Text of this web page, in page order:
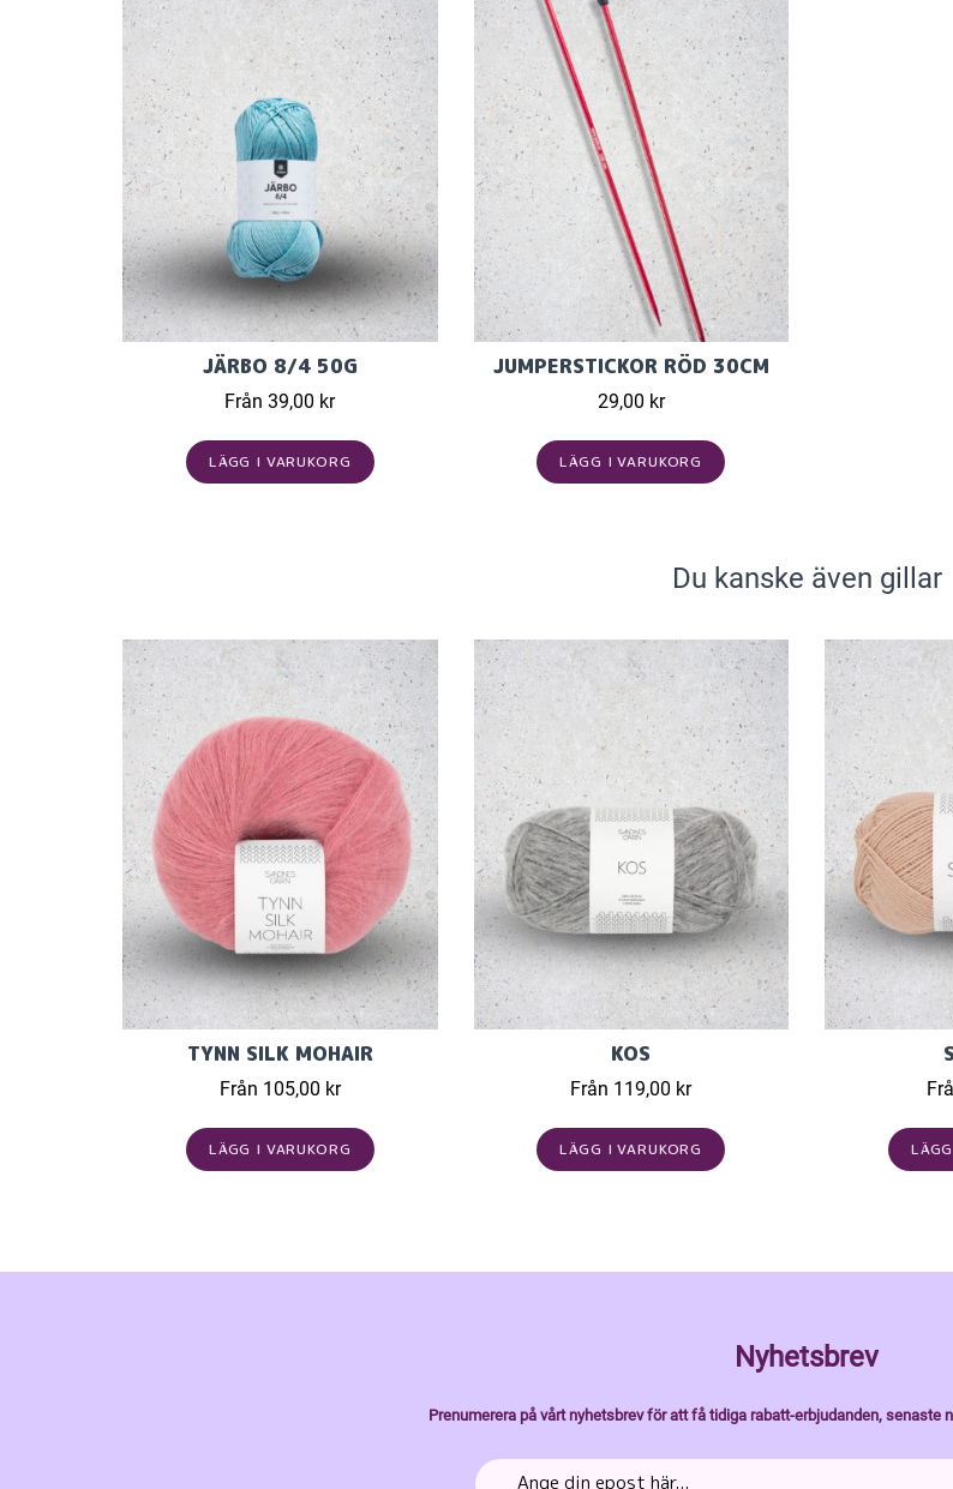
JÄRBO 8/4 50G
Från 39,00 kr
LÄGG I VARUKORG
JUMPERSTICKOR RÖD 30CM
29,00 kr
LÄGG I VARUKORG
Du kanske även gillar
TYNN SILK MOHAIR
Från 105,00 kr
LÄGG I VARUKORG
KOS
Från 119,00 kr
LÄGG I VARUKORG
Nyhetsbrev
Prenumerera på vårt nyhetsbrev för att få tidiga rabatt-erbjudanden, senaste